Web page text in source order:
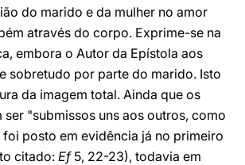
do marido e da mulher no amor
através do corpo. Exprime-se na
embora o Autor da Epístola aos
sobretudo por parte do marido. Isto
da imagem total. Ainda que os
ser "submissos uns aos outros, como
posto em evidência já no primeiro
citado: Ef5, 22-23), todavia em